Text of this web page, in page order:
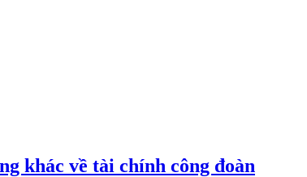
khác về tài chính công đoàn